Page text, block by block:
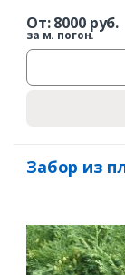
От:8000руб.
за м. погон.
Забор из